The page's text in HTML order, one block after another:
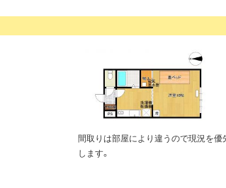
間取りは部屋により違うので現況を優
します。